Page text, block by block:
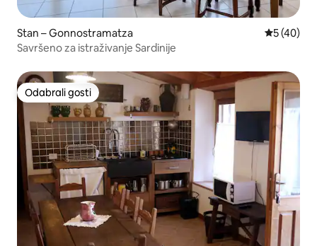
Stan – Gonnostramatza Prosječna
5 (40)
Savršeno za istraživanje Sardinije
Odabrali gosti
Odabrali gosti